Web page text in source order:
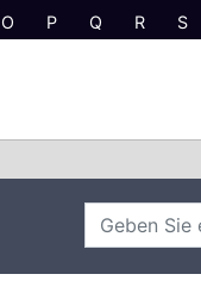
O P Q R S